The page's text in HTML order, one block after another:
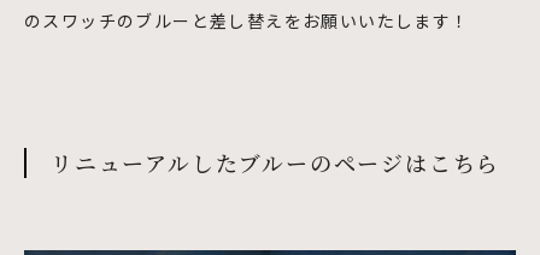
のスワッチのブルーと差し替えをお願いいたします！
リニューアルしたブルーのページはこちら